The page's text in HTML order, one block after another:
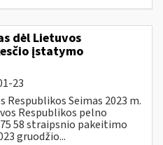
dėl Lietuvos
įstatymo
23
Seimas 2023 m.
Respublikos pelno
58 straipsnio pakeitimo
gruodžio...